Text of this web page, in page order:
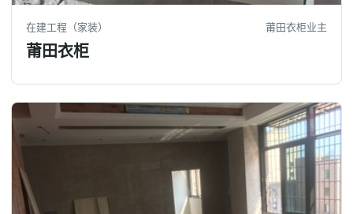
在建工程（家装） 莆田衣柜业主
莆田衣柜